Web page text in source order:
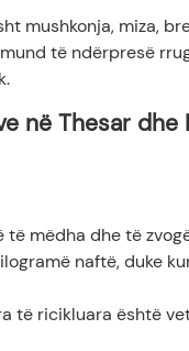
mushkonja, miza,
të ndërpresë
në Thesar dhe
mëdha dhe të
naftë, duke
të ricikluara është